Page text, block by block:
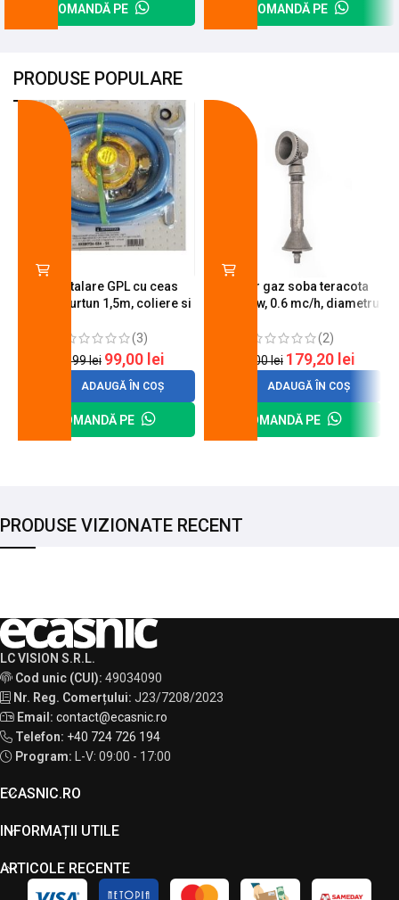
COMANDĂ PE COMANDĂ PE
PRODUSE POPULARE
Kit instalare GPL cu ceas
butelie, furtun 1,5m, coliere si
(3)
120,99lei 99,00 lei
ADAUGĂ ÎN COȘ
COMANDĂ PE
Arzator gaz soba teracota
A600, 6 kw, 0.6 mc/h, diametru
(2)
200,00lei 179,20 lei
ADAUGĂ ÎN COȘ
COMANDĂ PE
PRODUSE VIZIONATE RECENT
LC VISION S.R.L.
Cod unic (CUI): 49034090
Nr. Reg. Comerțului: J23/7208/2023
Email: contact@ecasnic.ro
Telefon: +40 724 726 194
Program:
L-V: 09:00 - 17:00
ECASNIC.RO
INFORMAȚII UTILE
ARTICOLE RECENTE